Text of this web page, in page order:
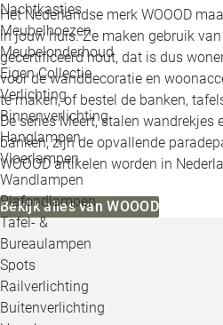
Nachtkastjes
Meubelhoezen
Meubelonderhoud
Eigen Collectie
Verlichting
Binnenverlichting
Hanglampen
Vloerlampen
Wandlampen
Plafondlampen
Tafel- &
Bureaulampen
Spots
Railverlichting
Buitenverlichting
Het Nederlandse merk WOOOD
in jouw huis. Ze maken gebruik
gecertificeerd hout, dat is dus
voor de wanddecoratie en
te maken, of bestel de banken,
De series Meert, stalen wandrekjes
banken, zijn de opvallende
WOOOD artikelen worden in
Bekijk alles van WOOOD